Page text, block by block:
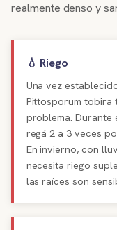
realmente denso y
💧 Riego
Una vez
Pittosporum tobira
problema.
regá 2 a 3 veces
En invierno, con
necesita riego
las raíces son